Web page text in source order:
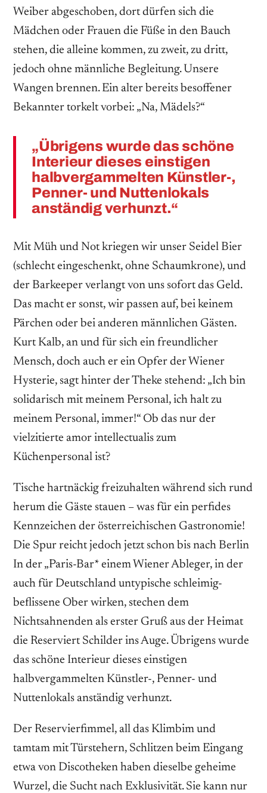
Weiber abgeschoben, dort dürfen sich die
Mädchen oder Frauen die Füße in den Bauch
stehen, die alleine kommen, zu zweit, zu dritt,
jedoch ohne männliche Begleitung. Unsere
Wangen brennen. Ein alter bereits besoffener
Bekannter torkelt vorbei: „Na, Mädels?“
„Übrigens wurde das schöne
Interieur dieses einstigen
halbvergammelten Künstler-,
Penner- und Nuttenlokals
anständig verhunzt.“
Mit Müh und Not kriegen wir unser Seidel Bier
(schlecht eingeschenkt, ohne Schaumkrone), und
der Barkeeper verlangt von uns sofort das Geld.
Das macht er sonst, wir passen auf, bei keinem
Pärchen oder bei anderen männlichen Gästen.
Kurt Kalb, an und für sich ein freundlicher
Mensch, doch auch er ein Opfer der Wiener
Hysterie, sagt hinter der Theke stehend: „Ich bin
solidarisch mit meinem Personal, ich halt zu
meinem Personal, immer!“ Ob das nur der
vielzitierte amor intellectualis zum
Küchenpersonal ist?
Tische hartnäckig freizuhalten während sich rund
herum die Gäste stauen – was für ein perfides
Kennzeichen der österreichischen Gastronomie!
Die Spur reicht jedoch jetzt schon bis nach Berlin
In der „Paris-Bar* einem Wiener Ableger, in der
auch für Deutschland untypische schleimig-
beflissene Ober wirken, stechen dem
Nichtsahnenden als erster Gruß aus der Heimat
die Reserviert Schilder ins Auge. Übrigens wurde
das schöne Interieur dieses einstigen
halbvergammelten Künstler-, Penner- und
Nuttenlokals anständig verhunzt.
Der Reservierfimmel, all das Klimbim und
tamtam mit Türstehern, Schlitzen beim Eingang
etwa von Discotheken haben dieselbe geheime
Wurzel, die Sucht nach Exklusivität. Sie kann nur